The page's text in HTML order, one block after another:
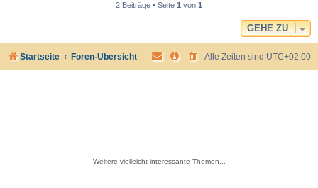
2 Beiträge • Seite 1 von 1
GEHE ZU
Startseite Foren-Übersicht Alle Zeiten sind UTC+02:00
Weitere vielleicht interessante Themen...